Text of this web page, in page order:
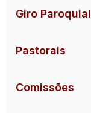
Giro Paroquial
Pastorais
Comissões